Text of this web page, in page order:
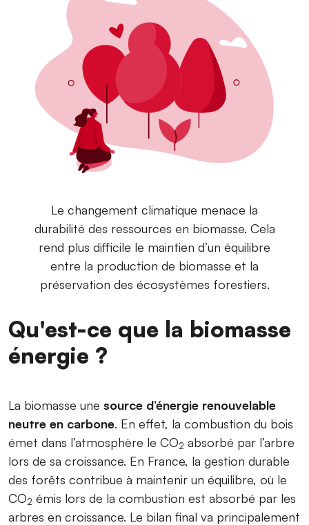
Le changement climatique menace la
durabilité des ressources en biomasse. Cela
rend plus difficile le maintien d’un équilibre
entre la production de biomasse et la
préservation des écosystèmes forestiers.
Qu'est-ce que la biomasse
énergie ?
La biomasse une source d’énergie renouvelable
neutre en carbone. En effet, la combustion du bois
émet dans l’atmosphère le CO2 absorbé par l’arbre
lors de sa croissance. En France, la gestion durable
des forêts contribue à maintenir un équilibre, où le
CO2 émis lors de la combustion est absorbé par les
arbres en croissance. Le bilan final va principalement